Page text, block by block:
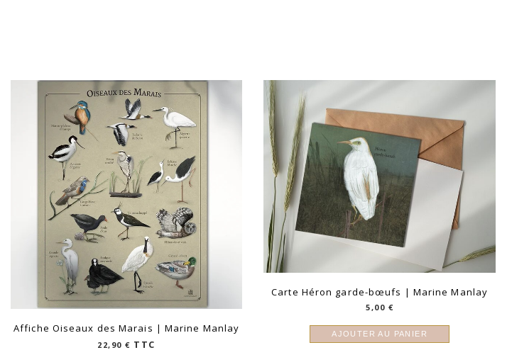
Affiche Oiseaux des Marais | Marine Manlay
22,90€ TTC
Carte Héron garde-bœufs | Marine Manlay
5,00 €
AJOUTER AU PANIER